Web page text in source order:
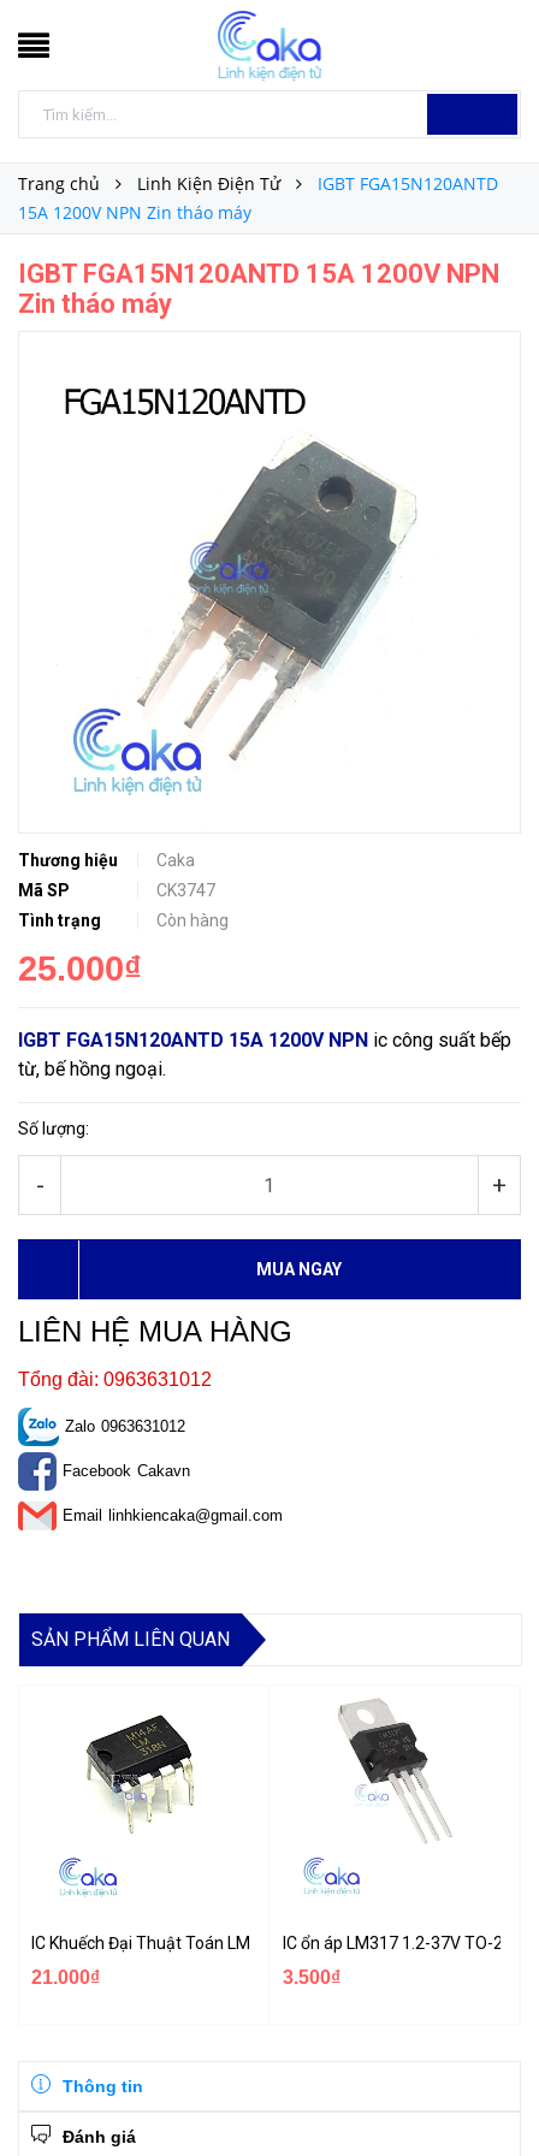
Trang chủ Linh Kiện Điện Tử
IGBT FGA15N120ANTD
15A 1200V NPN Zin tháo máy
IGBT FGA15N120ANTD 15A 1200V NPN
Zin tháo máy
Thương hiệu
Caka
Mã SP
CK3747
Tình trạng
Còn hàng
25.000₫
IGBT FGA15N120ANTD 15A 1200V NPN ic công suất bếp
từ, bế hồng ngoại.
Số lượng:
- +
MUA NGAY
LIÊN HỆ MUA HÀNG
Tổng đài: 0963631012
Zalo 0963631012
Facebook Cakavn
Email linhkiencaka@gmail.com
SẢN PHẨM LIÊN QUAN
IC Khuếch Đại Thuật Toán LM318
21.000₫
IC ổn áp LM317 1.2-37V TO-220
3.500₫
Thông tin
Đánh giá